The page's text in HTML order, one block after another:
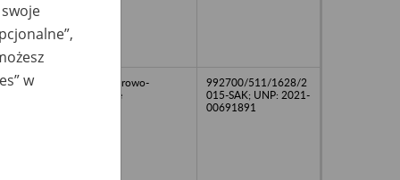
akta kadrowo-
płacowe
992700/511/1628/2
015-SAK; UNP: 2021-
00691891
w